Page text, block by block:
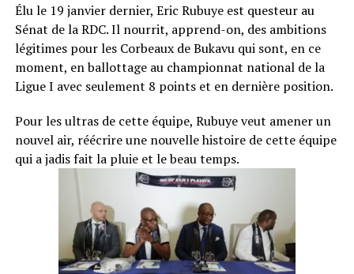
Élu le 19 janvier dernier, Eric Rubuye est questeur au
Sénat de la RDC. Il nourrit, apprend-on, des ambitions
légitimes pour les Corbeaux de Bukavu qui sont, en ce
moment, en ballottage au championnat national de la
Ligue I avec seulement 8 points et en dernière position.
Pour les ultras de cette équipe, Rubuye veut amener un
nouvel air, réécrire une nouvelle histoire de cette équipe
qui a jadis fait la pluie et le beau temps.